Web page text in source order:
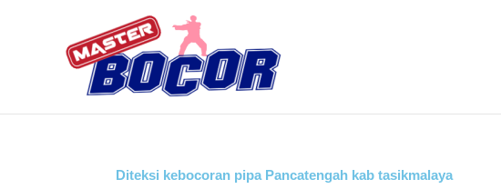
Diteksi kebocoran pipa Pancatengah kab tasikmalaya